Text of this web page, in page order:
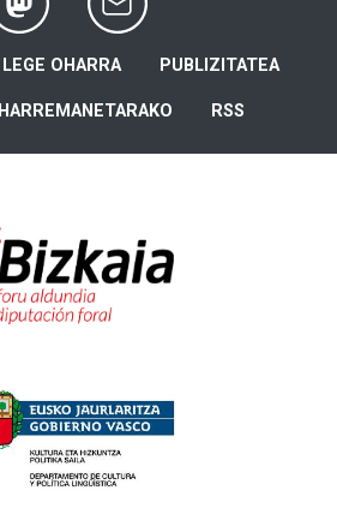
LEGE OHARRA PUBLIZITATEA
HARREMANETARAKO RSS